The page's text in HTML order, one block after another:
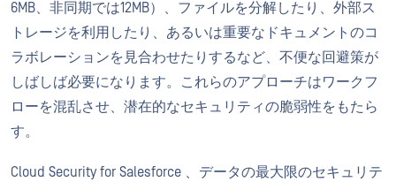
6MB、非同期では12MB）、ファイルを分解したり、外部ス
トレージを利用したり、あるいは重要なドキュメントのコ
ラボレーションを見合わせたりするなど、不便な回避策が
しばしば必要になります。これらのアプローチはワークフ
ローを混乱させ、潜在的なセキュリティの脆弱性をもたら
す。
Cloud Security for Salesforce 、データの最大限のセキュリテ